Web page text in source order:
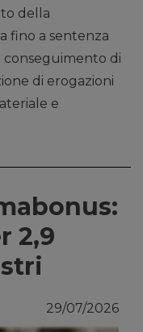
della
fino a sentenza
conseguimento di
di erogazioni
e
2,9
29/07/2026